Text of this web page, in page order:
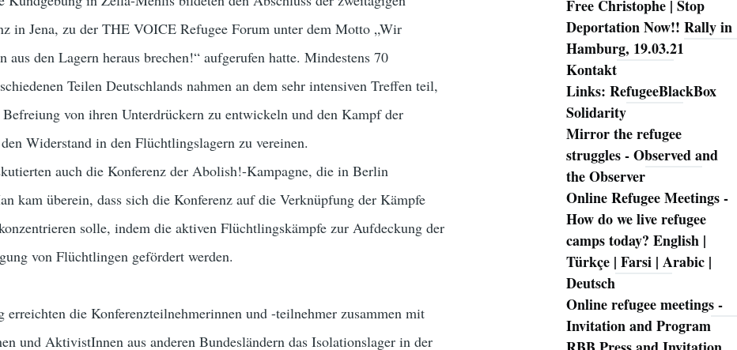
in Jena, zu der THE VOICE Refugee Forum unter dem Motto „Wir
aus den Lagern heraus brechen!“ aufgerufen hatte. Mindestens 70
Teilen Deutschlands nahmen an dem sehr intensiven Treffen teil,
von ihren Unterdrückern zu entwickeln und den Kampf der
Widerstand in den Flüchtlingslagern zu vereinen.
auch die Konferenz der Abolish!-Kampagne, die in Berlin
kam überein, dass sich die Konferenz auf die Verknüpfung der Kämpfe
solle, indem die aktiven Flüchtlingskämpfe zur Aufdeckung der
von Flüchtlingen gefördert werden.
erreichten die Konferenzteilnehmerinnen und -teilnehmer zusammen mit
und AktivistInnen aus anderen Bundesländern das Isolationslager in der
Free Christophe | Stop
Deportation Now!! Rally in
Hamburg, 19.03.21
Kontakt
Links: RefugeeBlackBox
Solidarity
Mirror the refugee
struggles - Observed and
the Observer
Online Refugee Meetings -
How do we live refugee
camps today? English |
Türkçe | Farsi | Arabic |
Deutsch
Online refugee meetings -
Invitation and Program